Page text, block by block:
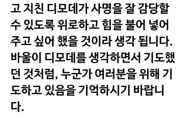
고 지친 디모데가 사명을 잘 감당할
수 있도록 위로하고 힘을 불어 넣어
주고 싶어 했을 것이라 생각 됩니다.
바울이 디모데를 생각하면서 기도했
던 것처럼, 누군가 여러분을 위해 기
도하고 있음을 기억하시기 바랍니
다.